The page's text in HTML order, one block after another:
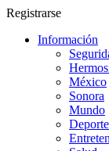
Registrarse
Información
México
Sonora
Mundo